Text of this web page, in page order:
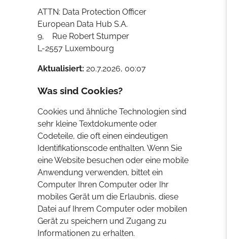
ATTN: Data Protection Officer
European Data Hub S.A.
9, Rue Robert Stumper
L-2557 Luxembourg
Aktualisiert: 20.7.2026, 00:07
Was sind Cookies?
Cookies und ähnliche Technologien sind
sehr kleine Textdokumente oder
Codeteile, die oft einen eindeutigen
Identifikationscode enthalten. Wenn Sie
eine Website besuchen oder eine mobile
Anwendung verwenden, bittet ein
Computer Ihren Computer oder Ihr
mobiles Gerät um die Erlaubnis, diese
Datei auf Ihrem Computer oder mobilen
Gerät zu speichern und Zugang zu
Informationen zu erhalten.